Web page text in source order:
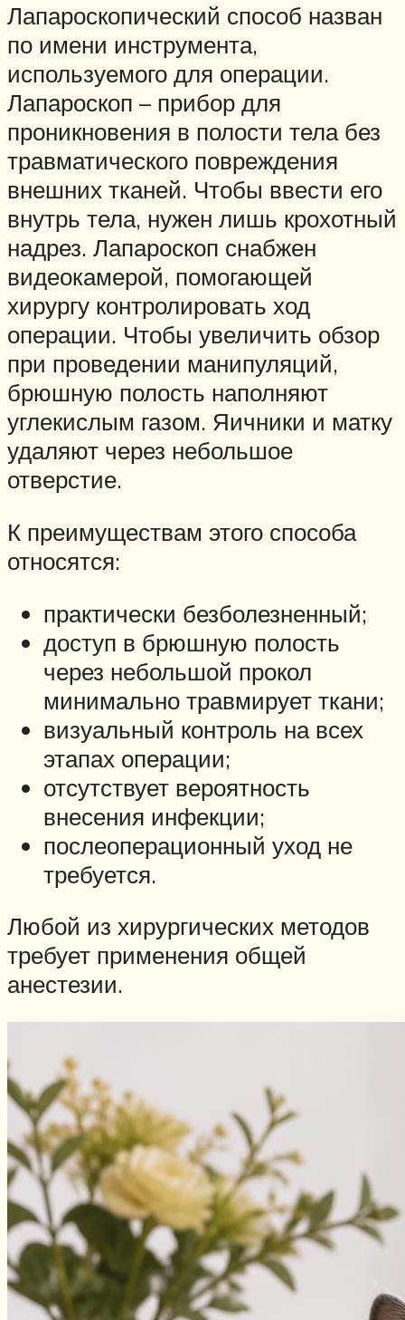
Лапароскопический способ назван
по имени инструмента,
используемого для операции.
Лапароскоп – прибор для
проникновения в полости тела без
травматического повреждения
внешних тканей. Чтобы ввести его
внутрь тела, нужен лишь крохотный
надрез. Лапароскоп снабжен
видеокамерой, помогающей
хирургу контролировать ход
операции. Чтобы увеличить обзор
при проведении манипуляций,
брюшную полость наполняют
углекислым газом. Яичники и матку
удаляют через небольшое
отверстие.
К преимуществам этого способа
относятся:
практически безболезненный;
доступ в брюшную полость
через небольшой прокол
минимально травмирует ткани;
визуальный контроль на всех
этапах операции;
отсутствует вероятность
внесения инфекции;
послеоперационный уход не
требуется.
Любой из хирургических методов
требует применения общей
анестезии.